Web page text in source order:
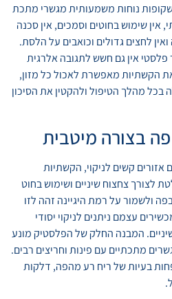
נוחות משמעותית מגשרי מתכת
שימוש בחוטים וסמכים, אין סכנה
לחצים גדולים וכואבים על הלסת.
פלסטי אין גם חשש לתגובה אלרגית
הקשתיות מאפשרת לאכול כל מזון,
בכל מהלך הטיפול ולהקטין את הסיכון
בצורה מיטבית
אזורים קשים לניקוי, הקשתיות
לצורך צחצוח שיניים ושימוש בחוט
ולשמור על רמת היגיינה זהה לזו
עצמם ניתנים לניקוי יסודי
המבנה החלק של הפלסטיק מונע
מתכתיים עם פינות וחריצים רבים.
בעיות של ריח רע מהפה, דלקות